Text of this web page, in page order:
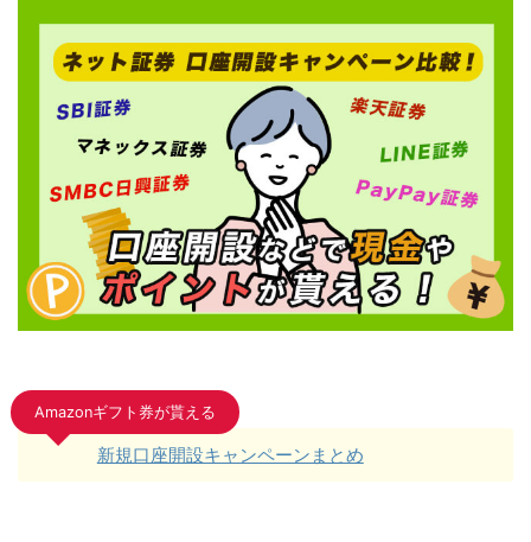
Amazonギフト券が貰える
新規口座開設キャンペーンまとめ